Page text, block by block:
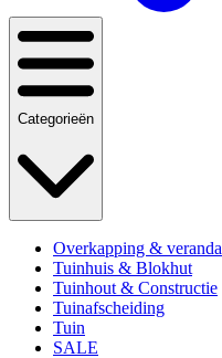
Categorieën
Overkapping & veranda
Tuinhuis & Blokhut
Tuinhout & Constructie
Tuinafscheiding
Tuin
SALE